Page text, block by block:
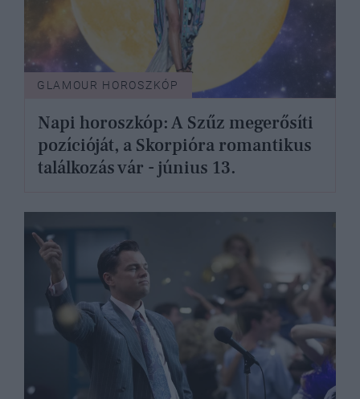
GLAMOUR HOROSZKÓP
Napi horoszkóp: A Szűz megerősíti
pozícióját, a Skorpióra romantikus
találkozás vár - június 13.